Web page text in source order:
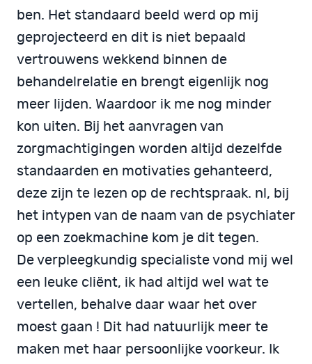
ben. Het standaard beeld werd op mij
geprojecteerd en dit is niet bepaald
vertrouwens wekkend binnen de
behandelrelatie en brengt eigenlijk nog
meer lijden. Waardoor ik me nog minder
kon uiten. Bij het aanvragen van
zorgmachtigingen worden altijd dezelfde
standaarden en motivaties gehanteerd,
deze zijn te lezen op de rechtspraak. nl, bij
het intypen van de naam van de psychiater
op een zoekmachine kom je dit tegen.
De verpleegkundig specialiste vond mij wel
een leuke cliënt, ik had altijd wel wat te
vertellen, behalve daar waar het over
moest gaan ! Dit had natuurlijk meer te
maken met haar persoonlijke voorkeur. Ik